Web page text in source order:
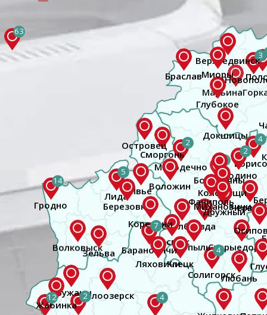
63
2 4
2
4
12 4
7
2
2
3
Гродно
14
5